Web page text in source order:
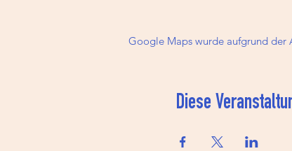
Google Maps wurde aufgrund der
Diese